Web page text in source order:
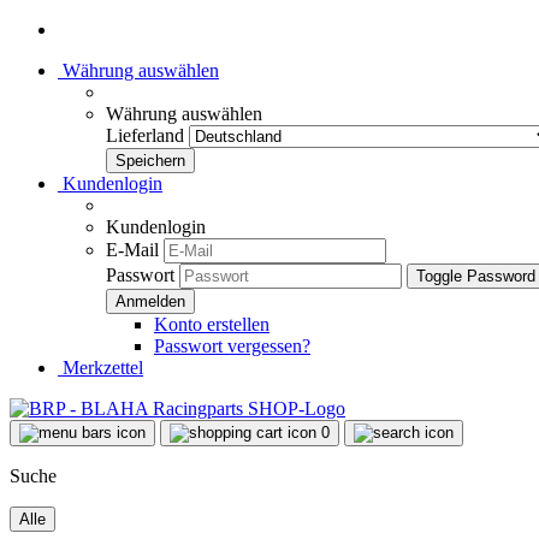
Währung auswählen
Währung auswählen
Lieferland
Kundenlogin
Kundenlogin
E-Mail
Passwort
Toggle
Konto erstellen
Passwort vergessen?
Merkzettel
0
Suche
Alle